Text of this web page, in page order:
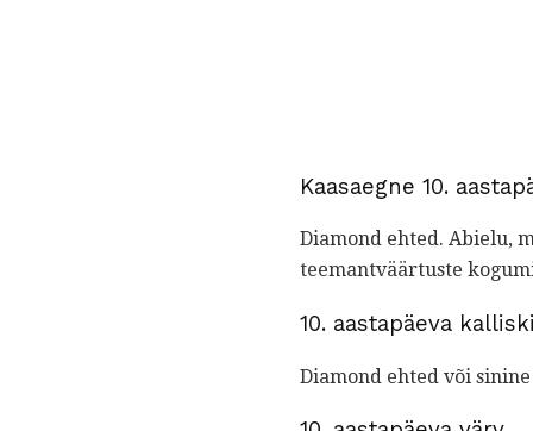
Kaasaegne 10.
Diamond ehted. Abielu,
teemantväärtuste
10. aastapäeva
Diamond ehted või